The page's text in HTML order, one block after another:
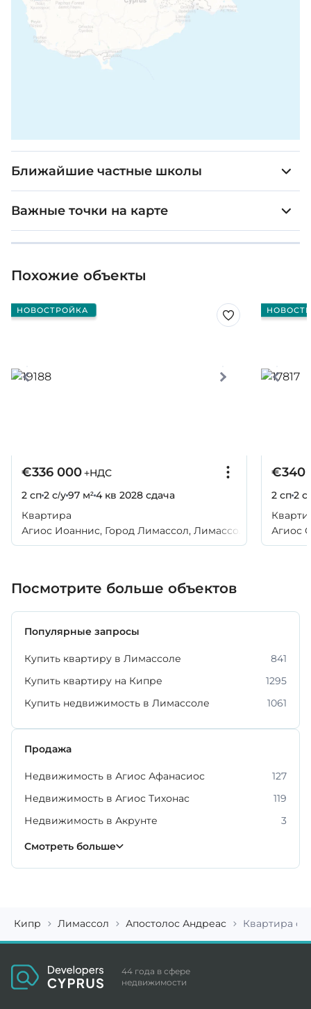
Ближайшие частные школы
Важные точки на карте
Похожие объекты
НОВОСТРОЙКА
€336 000+НДС
2 сп2 с/у97 м²4 кв 2028 сдача
Квартира
Агиос Иоаннис, Город Лимассол, Лимассол
€340
2 сп2
Агиос
Посмотрите больше объектов
Популярные запросы
Купить квартиру в Лимассоле
841
Купить квартиру на Кипре
1295
Купить недвижимость в Лимассоле
1061
Продажа
Недвижимость в Агиос Афанасиос
127
Недвижимость в Агиос Тихонас
119
Недвижимость в Акрунте
3
Недвижимость в Гермасойе
Недвижимость в Меса Гейтония
Недвижимость в Монагрулли
Недвижимость в Мони
Недвижимость в Мониатисе
Недвижимость в Фасуле
Недвижимость в Эрими
Смотреть больше
Кипр Лимассол Апостолос Андреас Квартира с
44 года в сфере
недвижимости